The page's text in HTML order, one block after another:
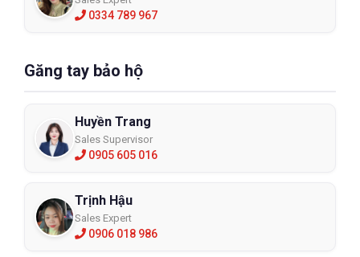
0334 789 967
Găng tay bảo hộ
Huyền Trang
Sales Supervisor
0905 605 016
Trịnh Hậu
Sales Expert
0906 018 986